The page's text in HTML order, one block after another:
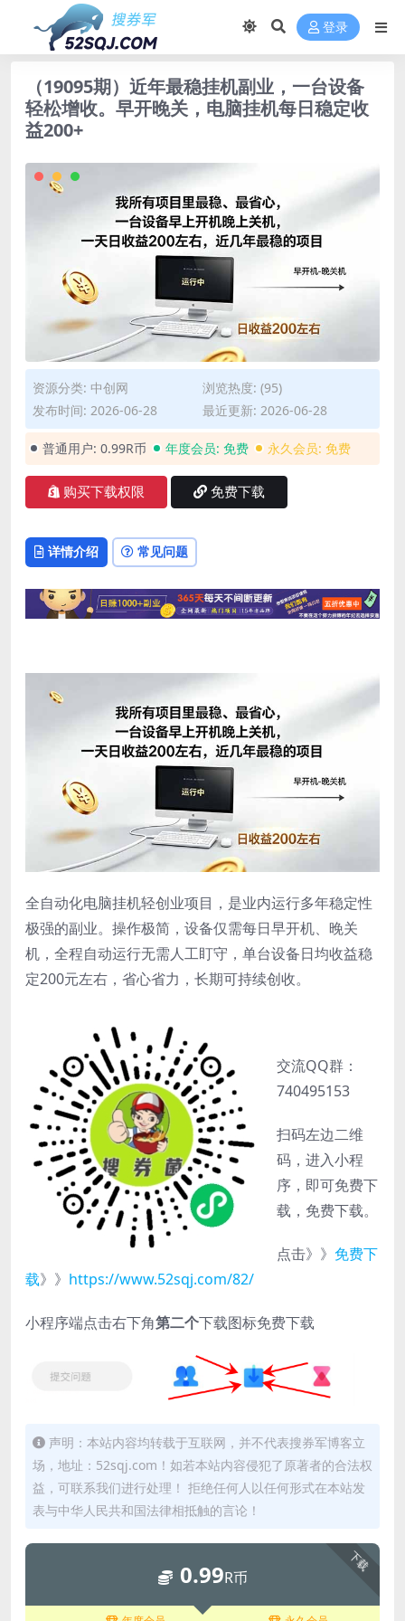
登录
（19095期）近年最稳挂机副业，一台设备
轻松增收。早开晚关，电脑挂机每日稳定收
益200+
资源分类: 中创网
浏览热度: (95)
发布时间: 2026-06-28
最近更新: 2026-06-28
普通用户: 0.99R币 年度会员: 免费 永久会员: 免费
购买下载权限 免费下载
详情介绍 常见问题
全自动化电脑挂机轻创业项目，是业内运行多年稳定性
极强的副业。操作极简，设备仅需每日早开机、晚关
机，全程自动运行无需人工盯守，单台设备日均收益稳
定200元左右，省心省力，长期可持续创收。
交流QQ群：
740495153
扫码左边二维
码，进入小程
序，即可免费下
载，免费下载。
点击》》 免费下
载》》 https://www.52sqj.com/82/
小程序端点击右下角第二个下载图标免费下载
声明：本站内容均转载于互联网，并不代表搜券军博客立
场，地址：52sqj.com！如若本站内容侵犯了原著者的合法权
益，可联系我们进行处理！ 拒绝任何人以任何形式在本站发
表与中华人民共和国法律相抵触的言论！
下载
0.99R币